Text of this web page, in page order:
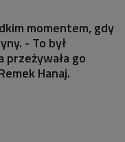
momentem, gdy
- To był
przeżywała go
Hanaj.